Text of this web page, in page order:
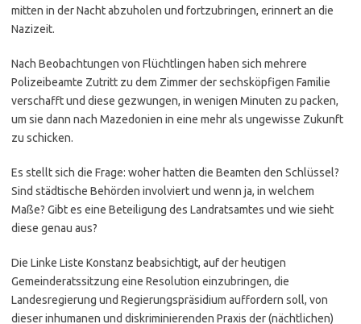
mitten in der Nacht abzuholen und fortzubringen, erinnert an die
Nazizeit.
Nach Beobachtungen von Flüchtlingen haben sich mehrere
Polizeibeamte Zutritt zu dem Zimmer der sechsköpfigen Familie
verschafft und diese gezwungen, in wenigen Minuten zu packen,
um sie dann nach Mazedonien in eine mehr als ungewisse Zukunft
zu schicken.
Es stellt sich die Frage: woher hatten die Beamten den Schlüssel?
Sind städtische Behörden involviert und wenn ja, in welchem
Maße? Gibt es eine Beteiligung des Landratsamtes und wie sieht
diese genau aus?
Die Linke Liste Konstanz beabsichtigt, auf der heutigen
Gemeinderatssitzung eine Resolution einzubringen, die
Landesregierung und Regierungspräsidium auffordern soll, von
dieser inhumanen und diskriminierenden Praxis der (nächtlichen)